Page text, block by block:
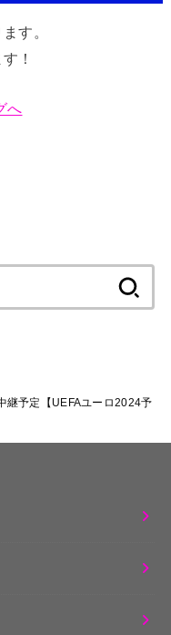
す。
！
継予定【UEFAユーロ2024予